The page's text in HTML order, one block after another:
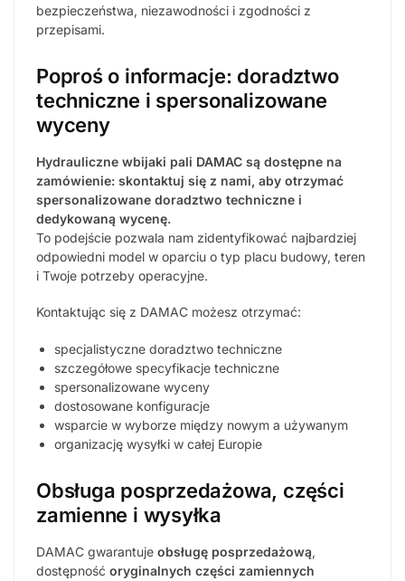
bezpieczeństwa, niezawodności i zgodności z
przepisami.
Poproś o informacje: doradztwo
techniczne i spersonalizowane
wyceny
Hydrauliczne wbijaki pali DAMAC są dostępne na
zamówienie: skontaktuj się z nami, aby otrzymać
spersonalizowane doradztwo techniczne i
dedykowaną wycenę.
To podejście pozwala nam zidentyfikować najbardziej
odpowiedni model w oparciu o typ placu budowy, teren
i Twoje potrzeby operacyjne.
Kontaktując się z DAMAC możesz otrzymać:
specjalistyczne doradztwo techniczne
szczegółowe specyfikacje techniczne
spersonalizowane wyceny
dostosowane konfiguracje
wsparcie w wyborze między nowym a używanym
organizację wysyłki w całej Europie
Obsługa posprzedażowa, części
zamienne i wysyłka
DAMAC gwarantuje obsługę posprzedażową,
dostępność oryginalnych części zamiennych